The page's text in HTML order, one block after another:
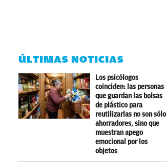
ÚLTIMAS NOTICIAS
Los psicólogos
coinciden: las personas
que guardan las bolsas
de plástico para
reutilizarlas no son sólo
ahorradores, sino que
muestran apego
emocional por los
objetos